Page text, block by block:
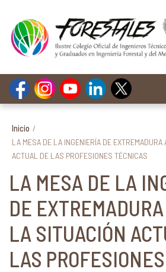
Inicio /
LA MESA DE LA INGENIERÍA DE
ACTUAL DE LAS PROFESIONES TÉCNICAS
LA MESA DE LA
DE
LA SITUACIÓN
LAS